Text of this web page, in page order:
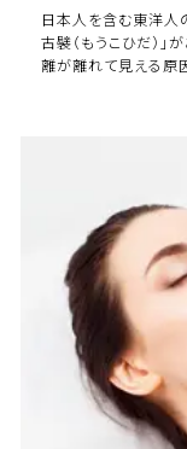
日本人を含む東洋人
古襞（もうこひだ）」
離が離れて見える原